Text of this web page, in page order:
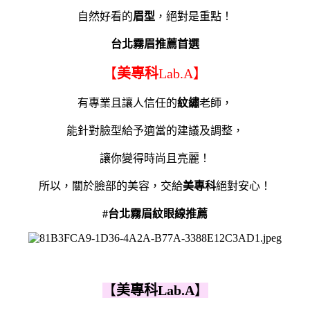
自然好看的眉型 ，絕對是重點！
台北霧眉推薦首選
【美專科Lab.A】
有專業且讓人信任的紋繡老師，
能針對臉型給予適當的建議及調整，
讓你變得時尚且亮麗！
所以，關於臉部的美容，交給美專科絕對安心！
#台北霧眉紋眼線推薦
【美專科Lab.A】